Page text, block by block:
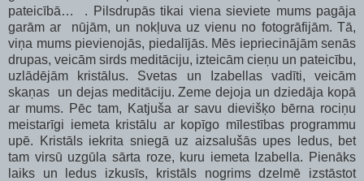
pateicībā… . Pilsdrupās tikai viena sieviete mums pagāja
garām ar nūjām, un nokļuva uz vienu no fotogrāfijām. Tā,
viņa mums pievienojās, piedalījās. Mēs iepriecinājām senās
drupas, veicām sirds meditāciju, izteicām cieņu un pateicību,
uzlādējām kristālus. Svetas un Izabellas vadīti, veicām
skaņas un dejas meditāciju. Zeme dejoja un dziedāja kopā
ar mums. Pēc tam, Katjuša ar savu dievišķo bērna rociņu
meistarīgi iemeta kristālu ar kopīgo mīlestības programmu
upē. Kristāls iekrita sniegā uz aizsalušās upes ledus, bet
tam virsū uzgūla sārta roze, kuru iemeta Izabella. Pienāks
laiks un ledus izkusīs, kristāls nogrims dzelmē izstāstot